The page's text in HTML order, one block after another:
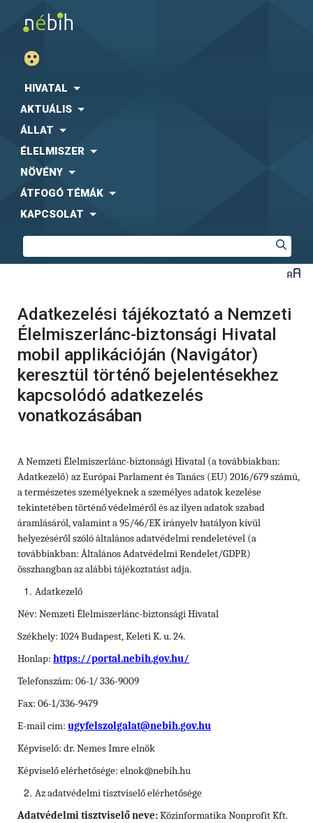
HIVATAL
AKTUÁLIS
ÁLLAT
ÉLELMISZER
NÖVÉNY
ÁTFOGÓ TÉMÁK
KAPCSOLAT
Adatkezelési tájékoztató a Nemzeti
Élelmiszerlánc-biztonsági Hivatal
mobil applikációján (Navigátor)
keresztül történő bejelentésekhez
kapcsolódó adatkezelés
vonatkozásában
A Nemzeti Élelmiszerlánc-biztonsági Hivatal (a továbbiakban:
Adatkezelő) az Európai Parlament és Tanács (EU) 2016/679 számú,
a természetes személyeknek a személyes adatok kezelése
tekintetében történő védelméről és az ilyen adatok szabad
áramlásáról, valamint a 95/46/EK irányelv hatályon kívül
helyezéséről szóló általános adatvédelmi rendeletével (a
továbbiakban: Általános Adatvédelmi Rendelet/GDPR)
összhangban az alábbi tájékoztatást adja.
Adatkezelő
Név: Nemzeti Élelmiszerlánc-biztonsági Hivatal
Székhely: 1024 Budapest, Keleti K. u. 24.
Honlap: https://portal.nebih.gov.hu/
Telefonszám: 06-1/ 336-9009
Fax: 06-1/336-9479
E-mail cím: ugyfelszolgalat@nebih.gov.hu
Képviselő: dr. Nemes Imre elnök
Képviselő elérhetősége: elnok@nebih.hu
Az adatvédelmi tisztviselő elérhetősége
Adatvédelmi tisztviselő neve:Közinformatika Nonprofit Kft.